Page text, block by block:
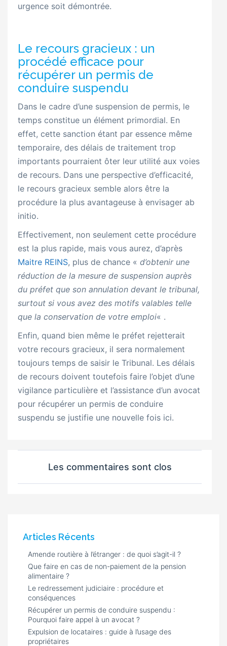
urgence soit démontrée.
Le recours gracieux : un
procédé efficace pour
récupérer un permis de
conduire suspendu
Dans le cadre d’une suspension de permis, le
temps constitue un élément primordial. En
effet, cette sanction étant par essence même
temporaire, des délais de traitement trop
importants pourraient ôter leur utilité aux voies
de recours. Dans une perspective d’efficacité,
le recours gracieux semble alors être la
procédure la plus avantageuse à envisager ab
initio.
Effectivement, non seulement cette procédure
est la plus rapide, mais vous aurez, d’après
Maitre REINS, plus de chance « d’obtenir une
réduction de la mesure de suspension auprès
du préfet que son annulation devant le tribunal,
surtout si vous avez des motifs valables telle
que la conservation de votre emploi« .
Enfin, quand bien même le préfet rejetterait
votre recours gracieux, il sera normalement
toujours temps de saisir le Tribunal. Les délais
de recours doivent toutefois faire l’objet d’une
vigilance particulière et l’assistance d’un avocat
pour récupérer un permis de conduire
suspendu se justifie une nouvelle fois ici.
Les commentaires sont clos
Articles Récents
Amende routière à l’étranger : de quoi s’agit-il ?
Que faire en cas de non-paiement de la pension
alimentaire ?
Le redressement judiciaire : procédure et
conséquences
Récupérer un permis de conduire suspendu :
Pourquoi faire appel à un avocat ?
Expulsion de locataires : guide à l’usage des
propriétaires